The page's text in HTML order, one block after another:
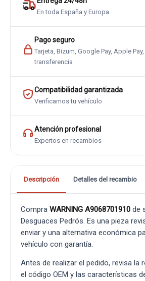
En toda España y Europa
Pago seguro
Tarjeta, Bizum, Google Pay, Apple Pay,
transferencia
Compatibilidad garantizada
Verificamos tu vehículo
Atención profesional
Expertos en recambios
Descripción Detalles del recambio
Compra WARNING A9068701910 de
Desguaces Pedrós. Es una pieza
enviar y una alternativa económica
vehículo con garantía.
Antes de realizar el pedido, revisa la
el código OEM y las características